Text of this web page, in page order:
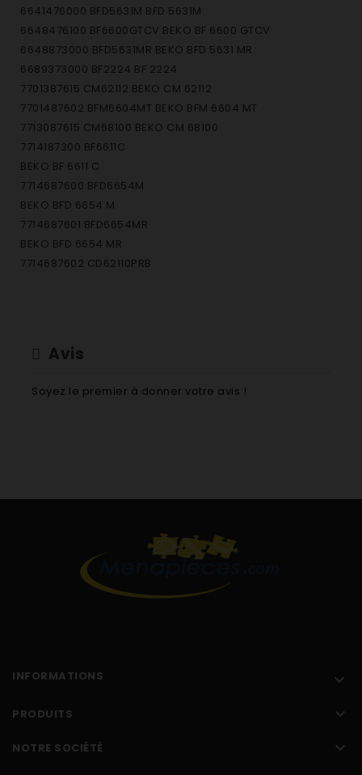
6641476000 BFD5631M BFD 5631M
6648476100 BF6600GTCV BEKO BF 6600 GTCV
6648873000 BFD5631MR BEKO BFD 5631 MR
6689373000 BF2224 BF 2224
7701387615 CM62112 BEKO CM 62112
7701487602 BFM6604MT BEKO BFM 6604 MT
7713087615 CM68100 BEKO CM 68100
7714187300 BF6611C
BEKO BF 6611 C
7714687600 BFD6654M
BEKO BFD 6654 M
7714687601 BFD6654MR
BEKO BFD 6654 MR
7714687602 CD62110PRB
7724287615 CM68103 BEKO CM 68103
Avis
Soyez le premier à donner votre avis !
INFORMATIONS 
PRODUITS 
NOTRE SOCIÉTÉ 